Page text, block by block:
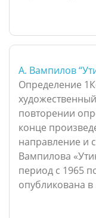
А. Вампилов
Определение
повторении
конце
направление и
Вампилова
период с 1965
опубликована в